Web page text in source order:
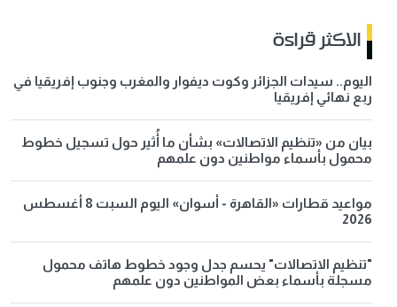
الاكثر قراءة
اليوم.. سيدات الجزائر وكوت ديفوار والمغرب وجنوب إفريقيا في
ربع نهائي إفريقيا
بيان من «تنظيم الاتصالات» بشأن ما أُثير حول تسجيل خطوط
محمول بأسماء مواطنين دون علمهم
مواعيد قطارات «القاهرة - أسوان» اليوم السبت 8 أغسطس
2026
"تنظيم الاتصالات" يحسم جدل وجود خطوط هاتف محمول
مسجلة بأسماء بعض المواطنين دون علمهم